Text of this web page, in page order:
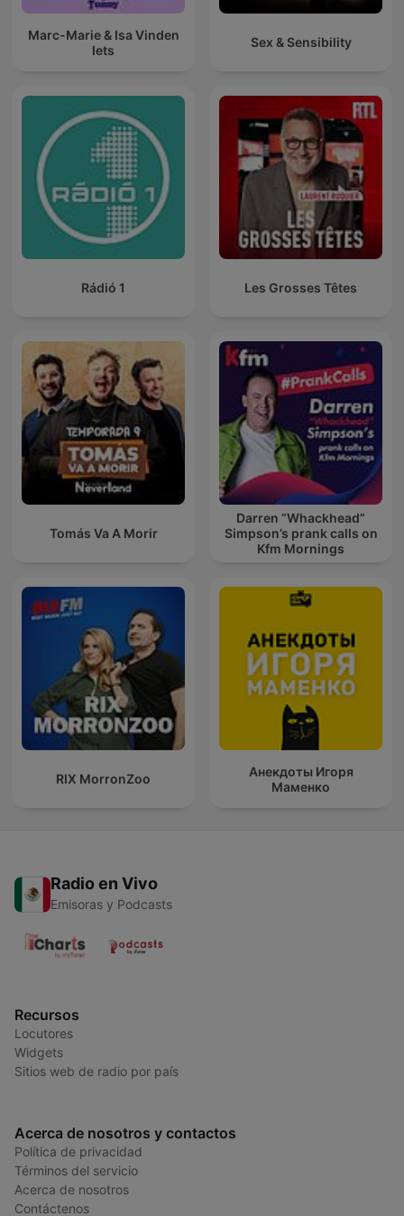
Marc-Marie & Isa Vinden
Iets
Sex & Sensibility
Rádió 1 Les Grosses Têtes
Tomás Va A Morir
Darren “Whackhead”
Simpson’s prank calls on
Kfm Mornings
RIX MorronZoo
Анекдоты Игоря
Маменко
Radio en Vivo
Emisoras y Podcasts
Recursos
Locutores
Widgets
Sitios web de radio por país
Acerca de nosotros y contactos
Política de privacidad
Términos del servicio
Acerca de nosotros
Contáctenos